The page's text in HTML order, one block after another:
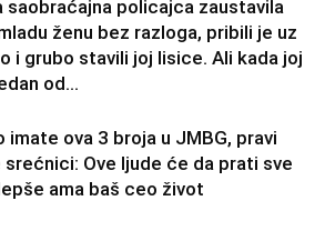
saobraćajna policajca zaustavila
ženu bez razloga, pribili je uz
i grubo stavili joj lisice. Ali kada joj
od...
imate ova 3 broja u JMBG, pravi
srećnici: Ove ljude će da prati sve
ama baš ceo život